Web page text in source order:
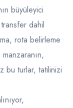
büyüleyici
dahil
rota belirleme
bu turlar, tatilinizi